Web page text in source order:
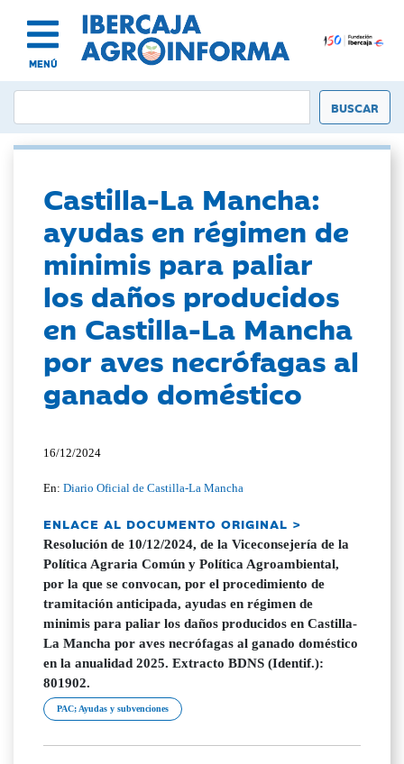
MENÚ
Castilla-La Mancha:
ayudas en régimen de
minimis para paliar
los daños producidos
en Castilla-La Mancha
por aves necrófagas al
ganado doméstico
16/12/2024
En:Diario Oficial de Castilla-La Mancha
ENLACE AL DOCUMENTO ORIGINAL >
Resolución de 10/12/2024, de la Viceconsejería de la
Política Agraria Común y Política Agroambiental,
por la que se convocan, por el procedimiento de
tramitación anticipada, ayudas en régimen de
minimis para paliar los daños producidos en Castilla-
La Mancha por aves necrófagas al ganado doméstico
en la anualidad 2025. Extracto BDNS (Identif.):
801902.
PAC; Ayudas y subvenciones